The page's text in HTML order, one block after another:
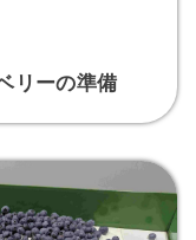
リーの準備